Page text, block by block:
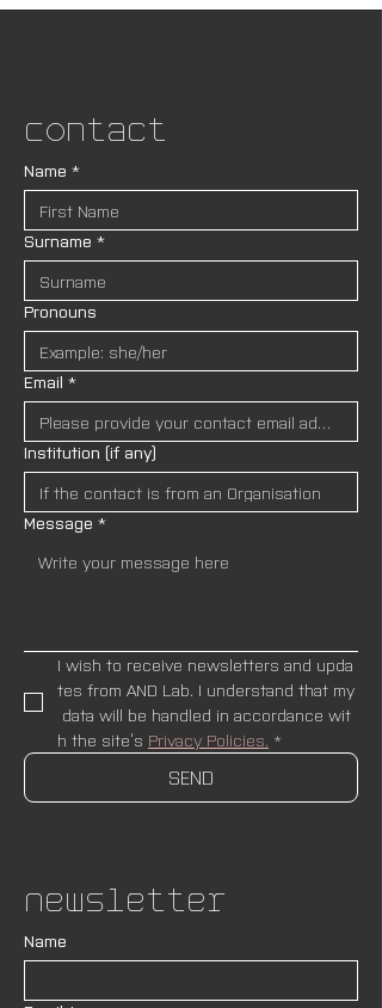
Contact
Name *
Surname *
Pronouns
Email *
Institution (if any)
Message *
I wish to receive newsletters and upda
tes from AND Lab. I understand that my
data will be handled in accordance wit
h the site’s Privacy Policies. *
SEND
Newsletter
Name